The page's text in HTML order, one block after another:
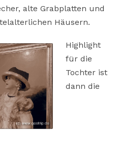
alte Grabplatten und
Häusern.
Highlight
für die
Tochter ist
dann die